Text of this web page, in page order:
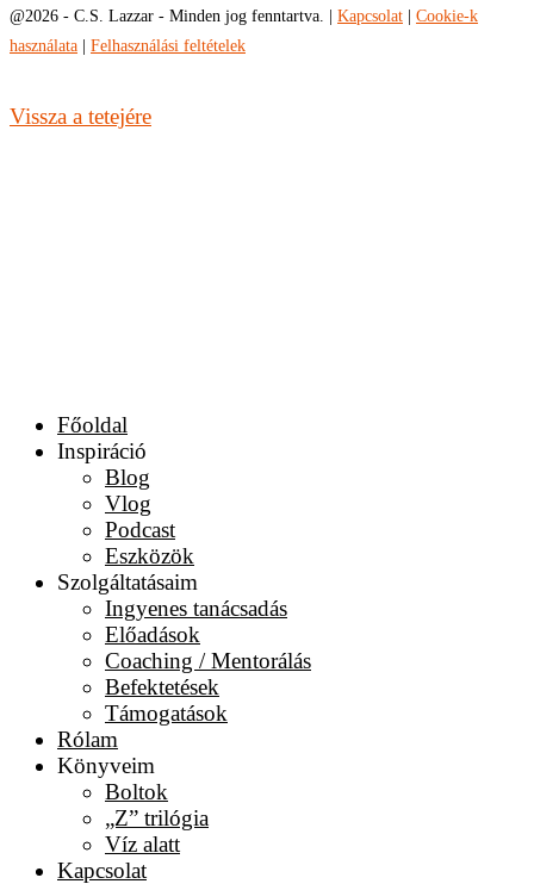
@2026 - C.S. Lazzar - Minden jog fenntartva. | Kapcsolat
Cookie-k
használata
Felhasználási feltételek
Vissza a tetejére
Főoldal
Inspiráció
Blog
Vlog
Podcast
Eszközök
Szolgáltatásaim
Ingyenes tanácsadás
Előadások
Coaching / Mentorálás
Befektetések
Támogatások
Rólam
Könyveim
Boltok
„Z” trilógia
Víz alatt
Kapcsolat